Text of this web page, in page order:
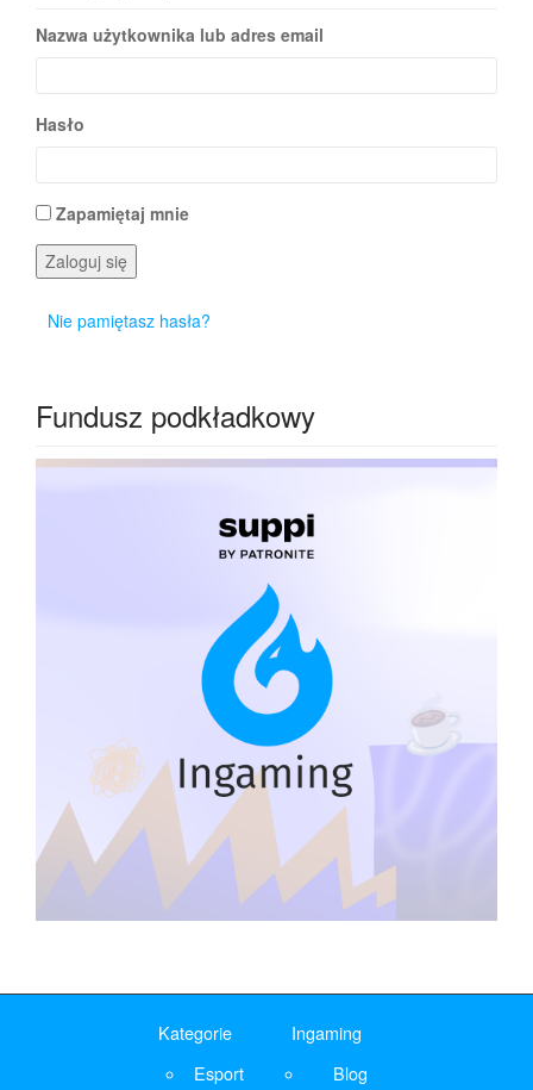
Nazwa użytkownika lub adres email
Hasło
Zapamiętaj mnie
Zaloguj się
Nie pamiętasz hasła?
Fundusz podkładkowy
Kategorie
Esport
Ingaming
Blog